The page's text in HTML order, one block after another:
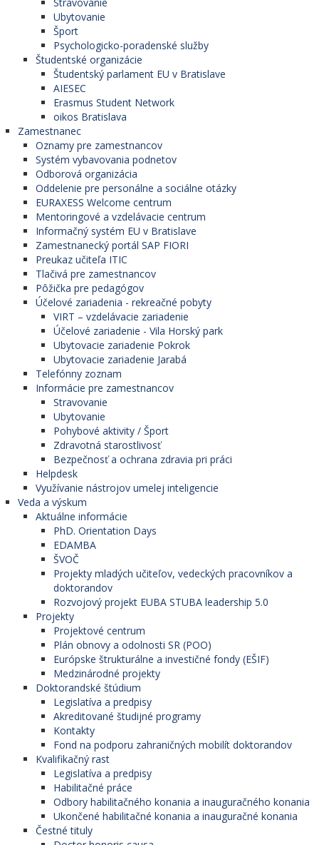
Ubytovanie
Šport
Psychologicko-poradenské služby
Študentské organizácie
Študentský parlament EU v Bratislave
AIESEC
Erasmus Student Network
oikos Bratislava
Zamestnanec
Oznamy pre zamestnancov
Systém vybavovania podnetov
Odborová organizácia
Oddelenie pre personálne a sociálne otázky
EURAXESS Welcome centrum
Mentoringové a vzdelávacie centrum
Informačný systém EU v Bratislave
Zamestnanecký portál SAP FIORI
Preukaz učiteľa ITIC
Tlačivá pre zamestnancov
Pôžička pre pedagógov
Účelové zariadenia - rekreačné pobyty
VIRT – vzdelávacie zariadenie
Účelové zariadenie - Vila Horský park
Ubytovacie zariadenie Pokrok
Ubytovacie zariadenie Jarabá
Telefónny zoznam
Informácie pre zamestnancov
Stravovanie
Ubytovanie
Pohybové aktivity / Šport
Zdravotná starostlivosť
Bezpečnosť a ochrana zdravia pri práci
Helpdesk
Využívanie nástrojov umelej inteligencie
Veda a výskum
Aktuálne informácie
PhD. Orientation Days
EDAMBA
ŠVOČ
Projekty mladých učiteľov, vedeckých pracovníkov a
doktorandov
Rozvojový projekt EUBA STUBA leadership 5.0
Projekty
Projektové centrum
Plán obnovy a odolnosti SR (POO)
Európske štrukturálne a investičné fondy (EŠIF)
Medzinárodné projekty
Doktorandské štúdium
Legislatíva a predpisy
Akreditované študijné programy
Kontakty
Fond na podporu zahraničných mobilít doktorandov
Kvalifikačný rast
Legislatíva a predpisy
Habilitačné práce
Odbory habilitačného konania a inauguračného konania
Ukončené habilitačné konania a inauguračné konania
Čestné tituly